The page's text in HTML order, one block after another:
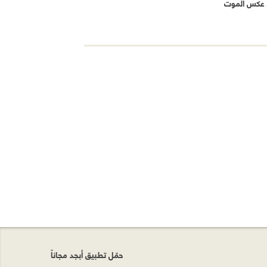
حمّل تطبيق أبجد مجاناً